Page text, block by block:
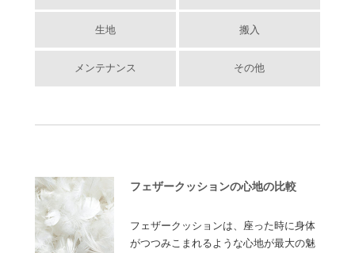
生地 搬入
メンテナンス その他
フェザークッションの心地の比較
フェザークッションは、座った時に身体
がつつみこまれるような心地が最大の魅